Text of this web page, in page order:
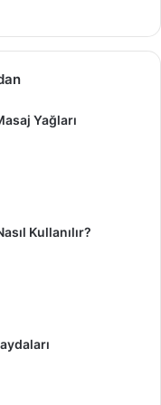
Yağları
Kullanılır?